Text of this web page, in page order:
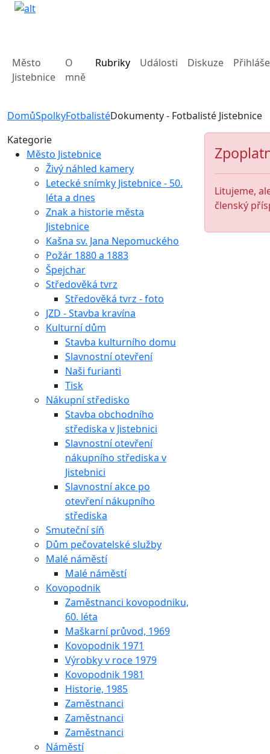
Město
Jistebnice
O
mně
Rubriky Události Diskuze
DomůSpolkyFotbalistéDokumenty - Fotbalisté Jistebnice
Litujeme,
členský
Kategorie
Město Jistebnice
Živý náhled kamery
Letecké snímky Jistebnice - 50.
léta a dnes
Znak a historie města
Jistebnice
Kašna sv. Jana Nepomuckého
Požár 1880 a 1883
Špejchar
Středověká tvrz
Středověká tvrz - foto
JZD - Stavba kravína
Kulturní dům
Stavba kulturního domu
Slavnostní otevření
Naši furianti
Tisk
Nákupní středisko
Stavba obchodního
střediska v Jistebnici
Slavnostní otevření
nákupního střediska v
Jistebnici
Slavnostní akce po
otevření nákupního
střediska
Smuteční síň
Dům pečovatelské služby
Malé náměstí
Malé náměstí
Kovopodnik
Zaměstnanci kovopodniku,
60. léta
Maškarní průvod, 1969
Kovopodnik 1971
Výrobky v roce 1979
Kovopodnik 1981
Historie, 1985
Zaměstnanci
Zaměstnanci
Zaměstnanci
Náměstí